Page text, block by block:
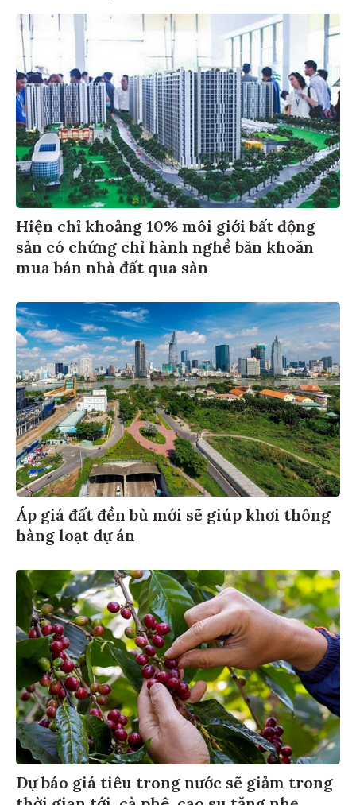
Hiện chỉ khoảng 10% môi giới bất động
sản có chứng chỉ hành nghề băn khoăn
mua bán nhà đất qua sàn
Áp giá đất đền bù mới sẽ giúp khơi thông
hàng loạt dự án
Dự báo giá tiêu trong nước sẽ giảm trong
thời gian tới, cà phê, cao su tăng nhẹ